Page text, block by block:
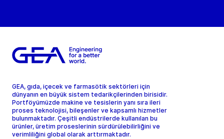
GEA, gıda, içecek ve farmasötik sektörleri için
dünyanın en büyük sistem tedarikçilerinden birisidir.
Portföyümüzde makine ve tesislerin yanı sıra ileri
proses teknolojisi, bileşenler ve kapsamlı hizmetler
bulunmaktadır. Çeşitli endüstrilerde kullanılan bu
ürünler, üretim proseslerinin sürdürülebilirliğini ve
verimliliğini global olarak arttırmaktadır.